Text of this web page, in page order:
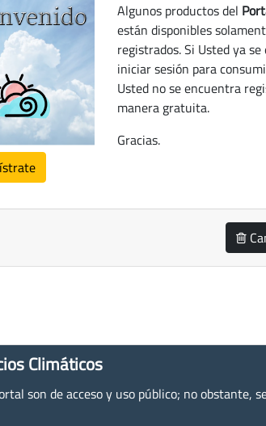
Algunos productos del
están disponibles
registrados. Si Usted ya
iniciar sesión para
Usted no se encuentra
manera gratuita.
Gracias.
Climáticos
son de acceso y uso público; no obstante,